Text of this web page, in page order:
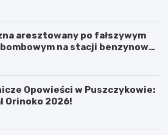
aresztowany po fałszywym
na stacji benzynowej
Opowieści w Puszczykowie:
Orinoko 2026!